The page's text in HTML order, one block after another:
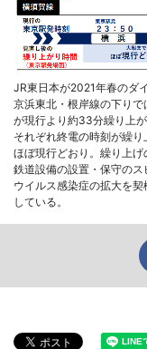
JR東日本が2021年春のダ
京浜東北・根岸線の下り
が現行より約33分繰り上
それぞれ終電の時刻が繰り
ほぼ現行どおり。繰り上げ
鉄道設備の設置・保守の
ウイルス感染症の拡大を
している。